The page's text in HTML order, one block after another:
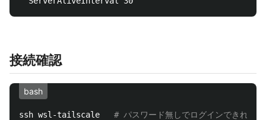
接続確認
bash
ssh wsl-tailscale # パスワード無しでログインできれば